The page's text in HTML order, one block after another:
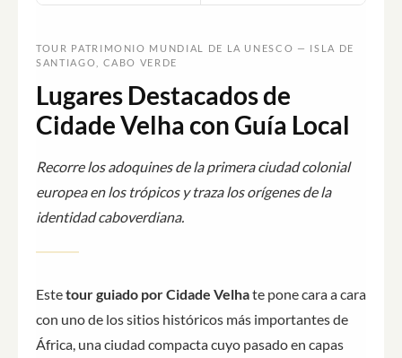
TOUR PATRIMONIO MUNDIAL DE LA UNESCO — ISLA DE
SANTIAGO, CABO VERDE
Lugares Destacados de
Cidade Velha con Guía Local
Recorre los adoquines de la primera ciudad colonial
europea en los trópicos y traza los orígenes de la
identidad caboverdiana.
Estetour guiado por Cidade Velhate pone cara a cara
con uno de los sitios históricos más importantes de
África, una ciudad compacta cuyo pasado en capas